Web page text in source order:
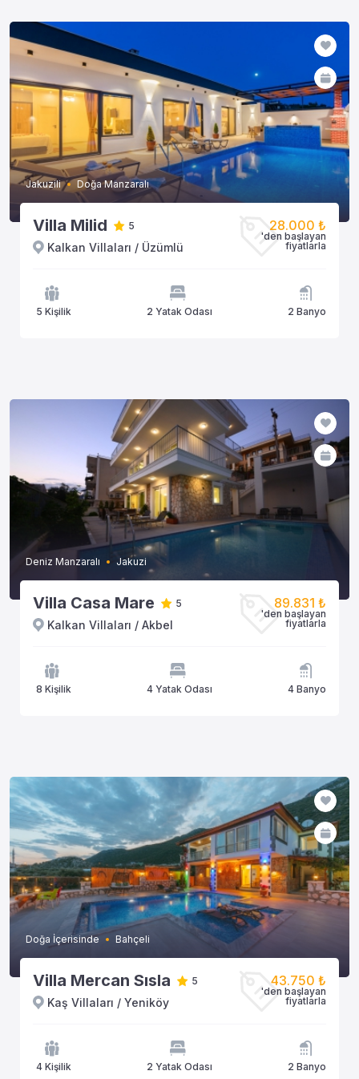
Jakuzili Doğa Manzaralı
Villa Milid 5
Kalkan Villaları / Üzümlü
28.000 ₺
'den başlayan
fiyatlarla
5 Kişilik 2 Yatak Odası 2 Banyo
Deniz Manzaralı Jakuzi
Villa Casa Mare 5
Kalkan Villaları / Akbel
89.831 ₺
'den başlayan
fiyatlarla
8 Kişilik 4 Yatak Odası 4 Banyo
Doğa İçerisinde Bahçeli
Villa Mercan Sısla 5
Kaş Villaları / Yeniköy
43.750 ₺
'den başlayan
fiyatlarla
4 Kişilik 2 Yatak Odası 2 Banyo